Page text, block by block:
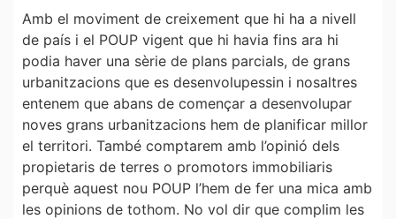
Amb el moviment de creixement que hi ha a nivell
de país i el POUP vigent que hi havia fins ara hi
podia haver una sèrie de plans parcials, de grans
urbanitzacions que es desenvolupessin i nosaltres
entenem que abans de començar a desenvolupar
noves grans urbanitzacions hem de planificar millor
el territori. També comptarem amb l’opinió dels
propietaris de terres o promotors immobiliaris
perquè aquest nou POUP l’hem de fer una mica amb
les opinions de tothom. No vol dir que complim les